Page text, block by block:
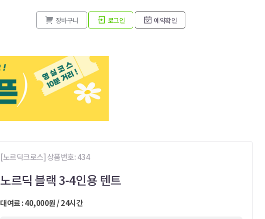
장바구니 로그인 예약확인
[노르딕크로스] 상품번호: 434
노르딕 블랙 3-4인용 텐트
대여료 : 40,000원 / 24시간